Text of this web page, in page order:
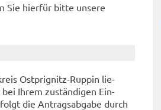
Sie hier­für bitte un­se­re
Ostprignitz-​Ruppin lie­
Ihrem zu­stän­di­gen Ein­
die An­trags­ab­ga­be durch